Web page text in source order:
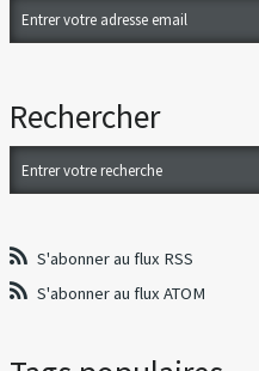
Rechercher
S'abonner au flux RSS
S'abonner au flux ATOM